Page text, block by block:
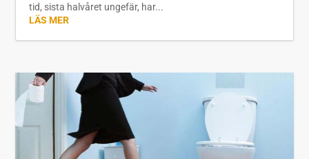
tid, sista halvåret ungefär, har...
LÄS MER